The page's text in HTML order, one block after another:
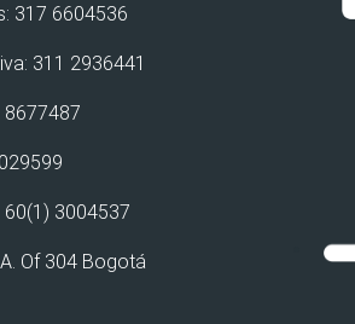
317 6604536
311 2936441
8677487
60(1) 3004537
Of 304 Bogotá